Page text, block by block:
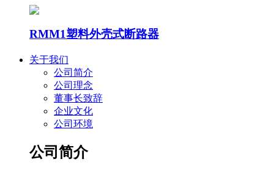
RMM1塑料外壳式断路器
关于我们
公司简介
公司理念
董事长致辞
企业文化
公司环境
公司简介